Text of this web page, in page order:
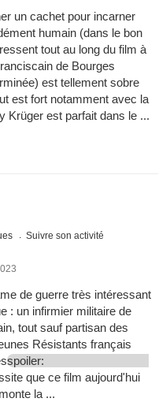
un cachet pour incarner
humain (dans le bon
tout au long du film à
de Bourges
est tellement sobre
est fort notamment avec la
Krüger est parfait dans le ...
Suivre son activité
de guerre très intéressant
: un infirmier militaire de
tout sauf partisan des
Résistants français
spoiler:
que ce film aujourd'hui
la ...